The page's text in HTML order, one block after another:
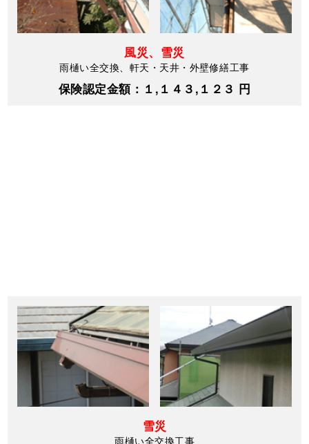
風災、雪災
雨樋い全交換、軒天・天井・外壁修繕工事
保険認定金額：１,１４３,１２３ 円
雪災
雨樋い全交換工事